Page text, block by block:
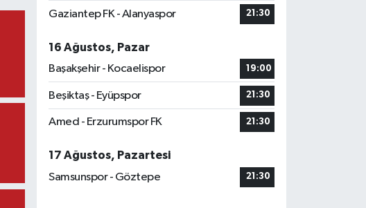
Gaziantep FK - Alanyaspor 21:30
16 Ağustos, Pazar
Başakşehir - Kocaelispor
19:00
Beşiktaş - Eyüpspor 21:30
Amed - Erzurumspor FK 21:30
17 Ağustos, Pazartesi
Samsunspor - Göztepe
21:30